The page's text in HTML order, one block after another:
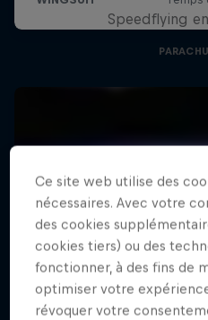
Speedflying
Ce site web utilise des
nécessaires. Avec votre
des cookies
cookies tiers) ou des
fonctionner, à des fins de
optimiser votre
révoquer votre